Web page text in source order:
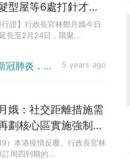
健康資訊．醫療新聞．新冠肺炎．疫情消息 5 years ago
型屋等6處打針才能
證】行政長官林鄭月娥今日
長至2月24日，限聚...
娥：社交距離措施需
核心區實施強制檢
）本港疫情反覆。行政長官林
周四到期的...